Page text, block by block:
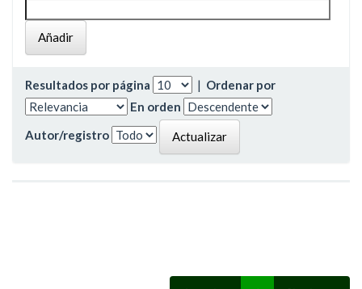
Resultados por página | Ordenar por
En orden
Autor/registro